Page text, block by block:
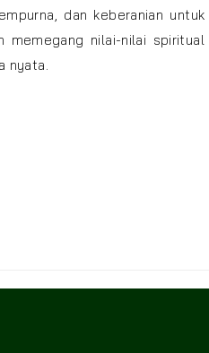
dan keberanian
memegang nilai-nilai
nyata.